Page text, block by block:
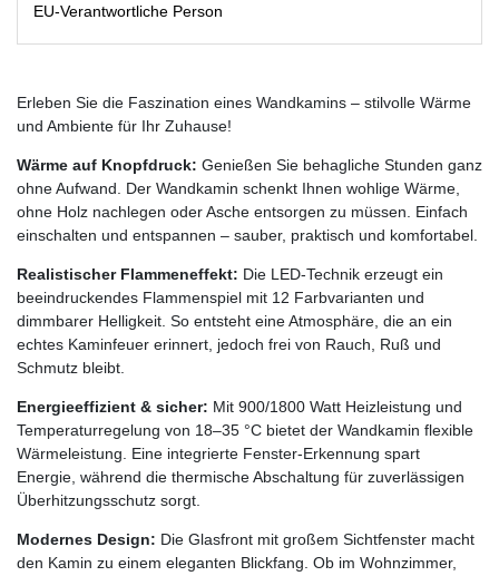
EU-Verantwortliche Person
Erleben Sie die Faszination eines Wandkamins – stilvolle Wärme
und Ambiente für Ihr Zuhause!
Wärme auf Knopfdruck: Genießen Sie behagliche Stunden ganz
ohne Aufwand. Der Wandkamin schenkt Ihnen wohlige Wärme,
ohne Holz nachlegen oder Asche entsorgen zu müssen. Einfach
einschalten und entspannen – sauber, praktisch und komfortabel.
Realistischer Flammeneffekt: Die LED-Technik erzeugt ein
beeindruckendes Flammenspiel mit 12 Farbvarianten und
dimmbarer Helligkeit. So entsteht eine Atmosphäre, die an ein
echtes Kaminfeuer erinnert, jedoch frei von Rauch, Ruß und
Schmutz bleibt.
Energieeffizient & sicher: Mit 900/1800 Watt Heizleistung und
Temperaturregelung von 18–35 °C bietet der Wandkamin flexible
Wärmeleistung. Eine integrierte Fenster-Erkennung spart
Energie, während die thermische Abschaltung für zuverlässigen
Überhitzungsschutz sorgt.
Modernes Design: Die Glasfront mit großem Sichtfenster macht
den Kamin zu einem eleganten Blickfang. Ob im Wohnzimmer,